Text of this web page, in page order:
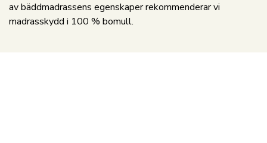
av bäddmadrassens egenskaper rekommenderar vi
madrasskydd i 100 % bomull.